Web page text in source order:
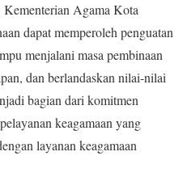
Agama Kota
dapat memperoleh penguatan
menjalani masa pembinaan
dan berlandaskan nilai-nilai
bagian dari komitmen
keagamaan yang
layanan keagamaan